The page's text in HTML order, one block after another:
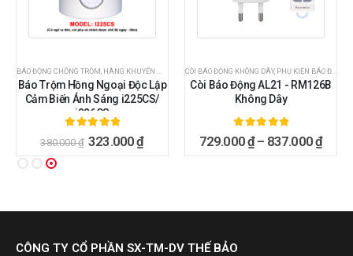
,PHỤ KIỆN BÁO ĐỘNG
BÁO ĐỘNG CHỐNG TRỘM HÀNG KHUYẾN MÃI SỐC ,PHỤ KIỆN BÁO ĐỘNG
Báo Trộm Hồng Ngoại Độc Lập
Cảm Biến Ánh Sáng i225CS/
i226CS
ngoài 5
380.000₫ 323.000₫
CÒI BÁO ĐỘNG KHÔNG DÂY, PHỤ KIỆN BÁO ĐỘNG
Còi Báo Động AL21 - RM126B
Không Dây
5.00 ngoài 5
729.000₫– 837.000₫
CÔNG TY CỔ PHẦN SX-TM-DV THẾ BẢO